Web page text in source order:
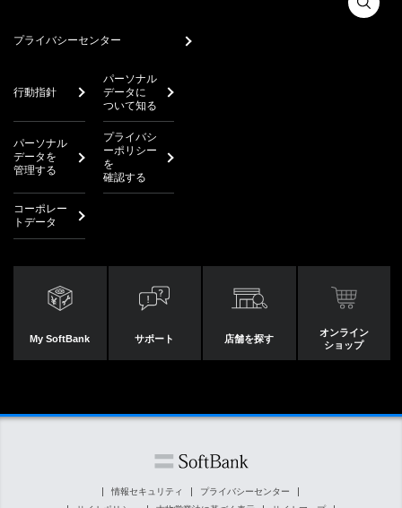
プライバシーセンター
行動指針
パーソナル
データに
ついて知る
パーソナル
データを
管理する
プライバシ
ーポリシー
を
確認する
コーポレー
トデータ
My SoftBank サポート 店舗を探す
オンライン
ショップ
情報セキュリティ
プライバシーセンター